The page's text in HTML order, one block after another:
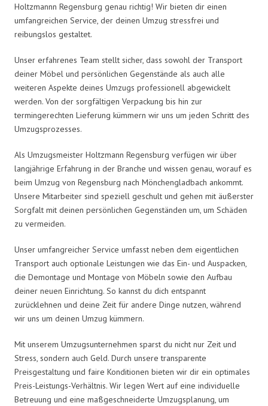
Holtzmannn Regensburg genau richtig! Wir bieten dir einen
umfangreichen Service, der deinen Umzug stressfrei und
reibungslos gestaltet.
Unser erfahrenes Team stellt sicher, dass sowohl der Transport
deiner Möbel und persönlichen Gegenstände als auch alle
weiteren Aspekte deines Umzugs professionell abgewickelt
werden. Von der sorgfältigen Verpackung bis hin zur
termingerechten Lieferung kümmern wir uns um jeden Schritt des
Umzugsprozesses.
Als Umzugsmeister Holtzmann Regensburg verfügen wir über
langjährige Erfahrung in der Branche und wissen genau, worauf es
beim Umzug von Regensburg nach Mönchengladbach ankommt.
Unsere Mitarbeiter sind speziell geschult und gehen mit äußerster
Sorgfalt mit deinen persönlichen Gegenständen um, um Schäden
zu vermeiden.
Unser umfangreicher Service umfasst neben dem eigentlichen
Transport auch optionale Leistungen wie das Ein- und Auspacken,
die Demontage und Montage von Möbeln sowie den Aufbau
deiner neuen Einrichtung. So kannst du dich entspannt
zurücklehnen und deine Zeit für andere Dinge nutzen, während
wir uns um deinen Umzug kümmern.
Mit unserem Umzugsunternehmen sparst du nicht nur Zeit und
Stress, sondern auch Geld. Durch unsere transparente
Preisgestaltung und faire Konditionen bieten wir dir ein optimales
Preis-Leistungs-Verhältnis. Wir legen Wert auf eine individuelle
Betreuung und eine maßgeschneiderte Umzugsplanung, um